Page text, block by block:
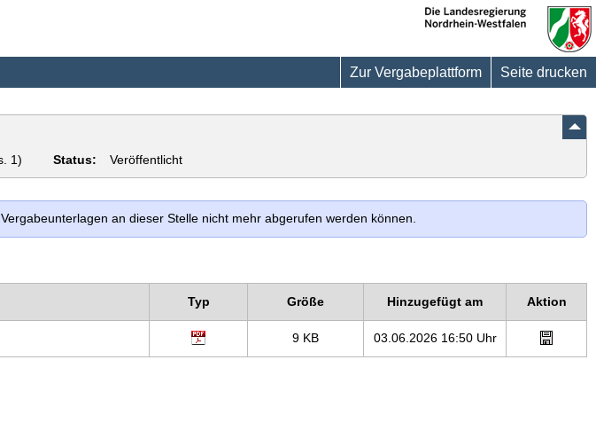
Die
Landesregierung
Zur Vergabeplattform Seite drucken
1) Status: Veröffentlicht
an dieser Stelle nicht mehr abgerufen werden können.
Typ Größe Hinzugefügt am Aktion
9 KB 03.06.2026 16:50 Uhr